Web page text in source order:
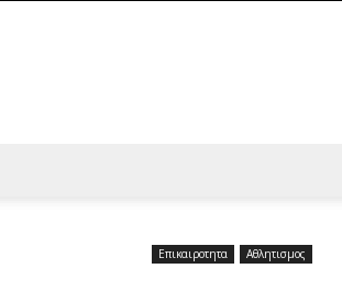
Επικαιροτητα Αθλητισμος